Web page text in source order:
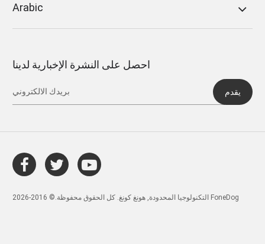
Arabic
احصل على النشرة الإخبارية لدينا
يقدم
التكنولوجيا المحدودة, هونغ كونغ. كل الحقوق محفوظة.© 2016-2026 FoneDog